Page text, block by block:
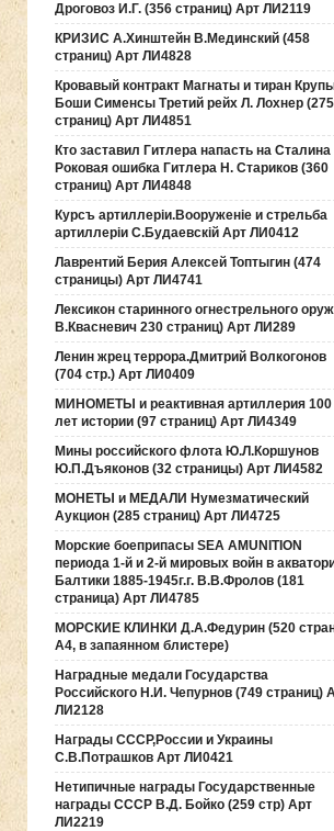
Дроговоз И.Г. (356 страниц) Арт ЛИ2119
КРИЗИС А.Хинштейн В.Мединский (458
страниц) Арт ЛИ4828
Кровавый контракт Магнаты и тиран
Боши Сименсы Третий рейх Л. Лохнер (275
страниц) Арт ЛИ4851
Кто заставил Гитлера напасть на Сталина
Роковая ошибка Гитлера Н. Стариков (360
страниц) Арт ЛИ4848
Курсъ артиллерiи.Вооруженiе и стрельба
артиллерiи С.Будаевскiй Арт ЛИ0412
Лаврентий Берия Алексей Топтыгин (474
страницы) Арт ЛИ4741
Лексикон старинного огнестрельного
В.Квасневич 230 страниц) Арт ЛИ289
Ленин жрец террора.Дмитрий Волкогонов
(704 стр.) Арт ЛИ0409
МИНОМЕТЫ и реактивная артиллерия 100
лет истории (97 страниц) Арт ЛИ4349
Мины российского флота Ю.Л.Коршунов
Ю.П.Дъяконов (32 страницы) Арт ЛИ4582
МОНЕТЫ и МЕДАЛИ Нумезматический
Аукцион (285 страниц) Арт ЛИ4725
Морские боеприпасы SEA AMUNITION
периода 1-й и 2-й мировых войн в
Балтики 1885-1945г.г. В.В.Фролов (181
страница) Арт ЛИ4785
МОРСКИЕ КЛИНКИ Д.А.Федурин (520
А4, в запаянном блистере)
Наградные медали Государства
Российского Н.И. Чепурнов (749 страниц)
ЛИ2128
Награды СССР,России и Украины
С.В.Потрашков Арт ЛИ0421
Нетипичные награды Государственные
награды СССР В.Д. Бойко (259 стр) Арт
ЛИ2219